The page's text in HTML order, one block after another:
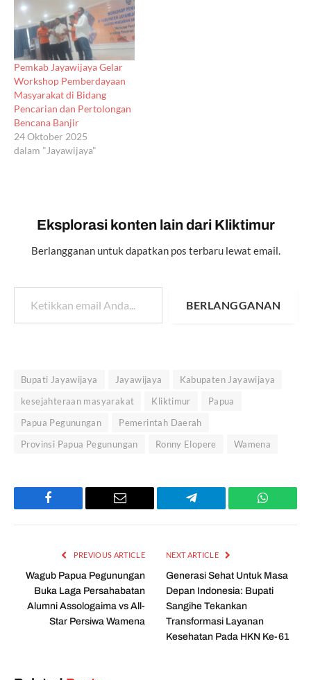
Pemkab Jayawijaya Gelar
Workshop Pemberdayaan
Masyarakat di Bidang
Pencarian dan Pertolongan
Bencana Banjir
24 Oktober 2025
dalam "Jayawijaya"
Eksplorasi konten lain dari Kliktimur
Berlangganan untuk dapatkan pos terbaru lewat email.
Ketikkan email Anda...
BERLANGGANAN
Bupati Jayawijaya Jayawijaya
Kabupaten Jayawijaya
kesejahteraan masyarakat
Kliktimur
Papua
Papua Pegunungan
Pemerintah Daerah
Provinsi Papua Pegunungan
Ronny Elopere Wamena
Facebook Email Telegram
PREVIOUS ARTICLE
Wagub Papua Pegunungan
Buka Laga Persahabatan
Alumni Assologaima vs All-
Star Persiwa Wamena
NEXT ARTICLE
Generasi Sehat Untuk Masa
Depan Indonesia: Bupati
Sangihe Tekankan
Transformasi Layanan
Kesehatan Pada HKN Ke-61